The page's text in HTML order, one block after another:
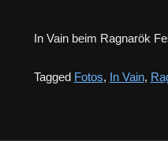
In Vain beim Ragnarök
Tagged Fotos, In Vain,